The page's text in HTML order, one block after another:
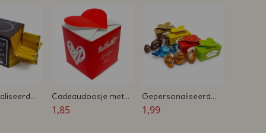
Cadeaudoosje met
hartjes sluiting
1,85
Gepersonaliseerd
cadeautje -
1,99